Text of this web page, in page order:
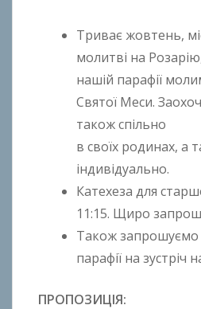
o
n
B
o
k
o
Триває жовтень,
молитві на
нашій парафії
Святої Меси.
також спільно
в своїх родинах, а
індивідуально.
Катехеза для
11:15. Щиро
Також
парафії на зустріч
ПРОПОЗИЦІЯ: